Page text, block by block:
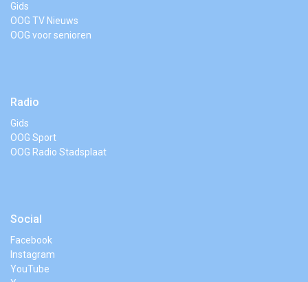
Gids
OOG TV Nieuws
OOG voor senioren
Radio
Gids
OOG Sport
OOG Radio Stadsplaat
Social
Facebook
Instagram
YouTube